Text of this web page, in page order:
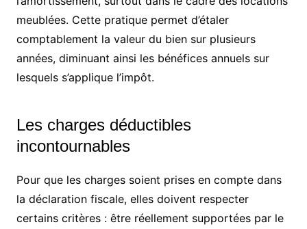
meublées. Cette pratique permet d’étaler
comptablement la valeur du bien sur plusieurs
années, diminuant ainsi les bénéfices annuels sur
lesquels s’applique l’impôt.
Les charges déductibles
incontournables
Pour que les charges soient prises en compte dans
la déclaration fiscale, elles doivent respecter
certains critères : être réellement supportées par le